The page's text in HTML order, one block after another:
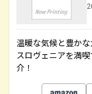
温暖な気候と豊か
スロヴェニアを満
介！